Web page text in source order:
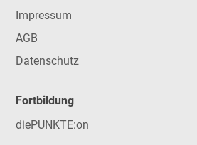
Impressum
AGB
Datenschutz
Fortbildung
diePUNKTE:on